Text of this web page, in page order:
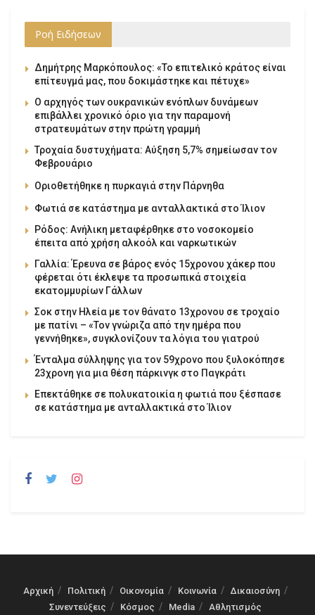
Ροή Ειδήσεων
Δημήτρης Μαρκόπουλος: «Το επιτελικό κράτος είναι
επίτευγμά μας, που δοκιμάστηκε και πέτυχε»
Ο αρχηγός των ουκρανικών ενόπλων δυνάμεων
επιβάλλει χρονικό όριο για την παραμονή
στρατευμάτων στην πρώτη γραμμή
Τροχαία δυστυχήματα: Αύξηση 5,7% σημείωσαν τον
Φεβρουάριο
Οριοθετήθηκε η πυρκαγιά στην Πάρνηθα
Φωτιά σε κατάστημα με ανταλλακτικά στο Ίλιον
Ρόδος: Ανήλικη μεταφέρθηκε στο νοσοκομείο
έπειτα από χρήση αλκοόλ και ναρκωτικών
Γαλλία: Έρευνα σε βάρος ενός 15χρονου χάκερ που
φέρεται ότι έκλεψε τα προσωπικά στοιχεία
εκατομμυρίων Γάλλων
Σοκ στην Ηλεία με τον θάνατο 13χρονου σε τροχαίο
με πατίνι – «Τον γνώριζα από την ημέρα που
γεννήθηκε», συγκλονίζουν τα λόγια του γιατρού
Ένταλμα σύλληψης για τον 59χρονο που ξυλοκόπησε
23χρονη για μια θέση πάρκινγκ στο Παγκράτι
Επεκτάθηκε σε πολυκατοικία η φωτιά που ξέσπασε
σε κατάστημα με ανταλλακτικά στο Ίλιον
Αρχική Πολιτική Οικονομία Κοινωνία
Δικαιοσύνη
Συνεντεύξεις
Κόσμος Media Αθλητισμός